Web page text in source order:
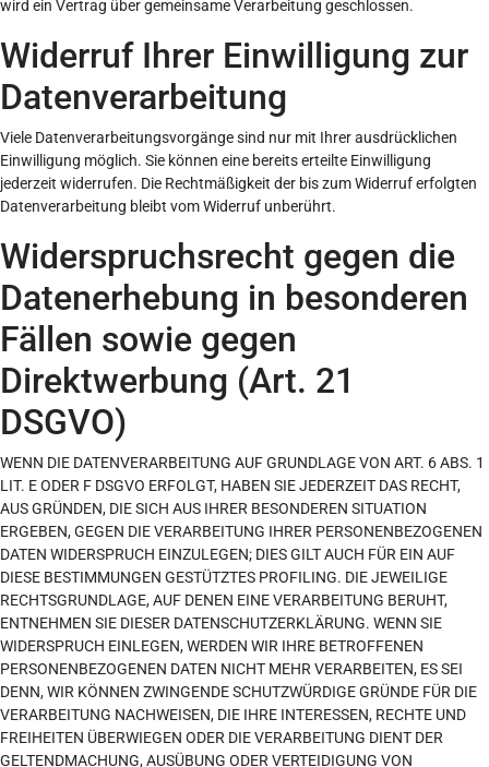
wird ein Vertrag über gemeinsame Verarbeitung geschlossen.
Widerruf Ihrer Einwilligung zur
Datenverarbeitung
Viele Datenverarbeitungsvorgänge sind nur mit Ihrer ausdrücklichen
Einwilligung möglich. Sie können eine bereits erteilte Einwilligung
jederzeit widerrufen. Die Rechtmäßigkeit der bis zum Widerruf erfolgten
Datenverarbeitung bleibt vom Widerruf unberührt.
Widerspruchsrecht gegen die
Datenerhebung in besonderen
Fällen sowie gegen
Direktwerbung (Art. 21
DSGVO)
WENN DIE DATENVERARBEITUNG AUF GRUNDLAGE VON ART. 6 ABS. 1
LIT. E ODER F DSGVO ERFOLGT, HABEN SIE JEDERZEIT DAS RECHT,
AUS GRÜNDEN, DIE SICH AUS IHRER BESONDEREN SITUATION
ERGEBEN, GEGEN DIE VERARBEITUNG IHRER PERSONENBEZOGENEN
DATEN WIDERSPRUCH EINZULEGEN; DIES GILT AUCH FÜR EIN AUF
DIESE BESTIMMUNGEN GESTÜTZTES PROFILING. DIE JEWEILIGE
RECHTSGRUNDLAGE, AUF DENEN EINE VERARBEITUNG BERUHT,
ENTNEHMEN SIE DIESER DATENSCHUTZERKLÄRUNG. WENN SIE
WIDERSPRUCH EINLEGEN, WERDEN WIR IHRE BETROFFENEN
PERSONENBEZOGENEN DATEN NICHT MEHR VERARBEITEN, ES SEI
DENN, WIR KÖNNEN ZWINGENDE SCHUTZWÜRDIGE GRÜNDE FÜR DIE
VERARBEITUNG NACHWEISEN, DIE IHRE INTERESSEN, RECHTE UND
FREIHEITEN ÜBERWIEGEN ODER DIE VERARBEITUNG DIENT DER
GELTENDMACHUNG, AUSÜBUNG ODER VERTEIDIGUNG VON